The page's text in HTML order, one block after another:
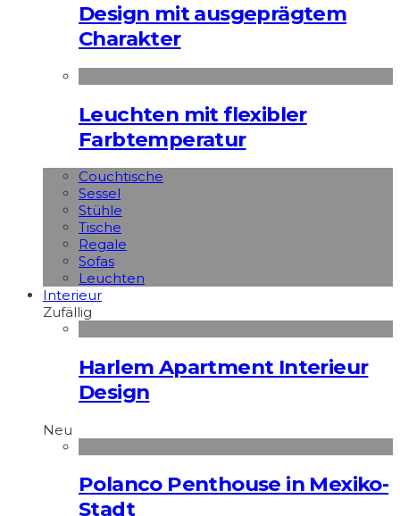
Design mit ausgeprägtem
Charakter
Leuchten mit flexibler
Farbtemperatur
Couchtische
Sessel
Stühle
Tische
Regale
Sofas
Leuchten
Interieur
Zufällig
Harlem Apartment Interieur
Design
Neu
Polanco Penthouse in Mexiko-
Stadt